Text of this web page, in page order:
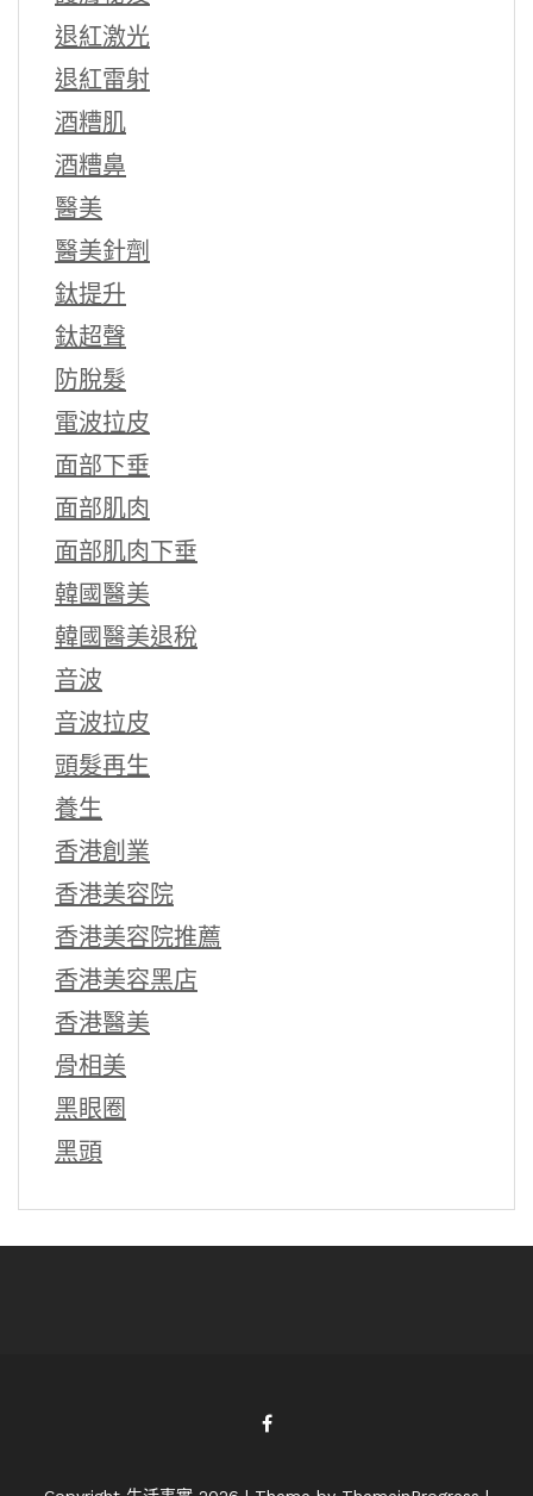
退紅激光
退紅雷射
酒糟肌
酒糟鼻
醫美
醫美針劑
鈦提升
鈦超聲
防脫髮
電波拉皮
面部下垂
面部肌肉
面部肌肉下垂
韓國醫美
韓國醫美退稅
音波
音波拉皮
頭髮再生
養生
香港創業
香港美容院
香港美容院推薦
香港美容黑店
香港醫美
骨相美
黑眼圈
黑頭